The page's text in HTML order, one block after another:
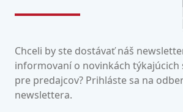
Chceli by ste dostávať náš
informovaní o novinkách týkajúcich
pre predajcov? Prihláste sa na
newslettera.